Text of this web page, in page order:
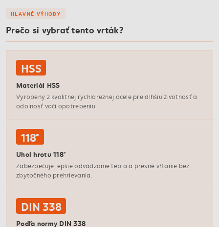
HLAVNÉ VÝHODY
Prečo si vybrať tento vrták?
HSS
Materiál HSS
Vyrobený z kvalitnej rýchloreznej ocele pre dlhšiu životnosť a
odolnosť voči opotrebeniu.
118°
Uhol hrotu 118°
Zabezpečuje lepšie odvádzanie tepla a presné vŕtanie bez
zbytočného prehrievania.
DIN 338
Podľa normy DIN 338